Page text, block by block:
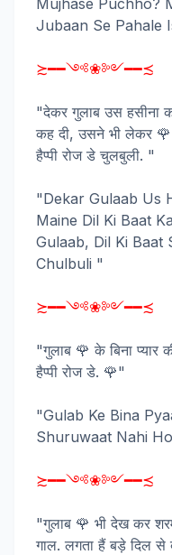
Mujhase Puchho?
Jubaan Se Pahale
≿━━༺❀༻━━≾
"देकर गुलाब उस हसीना
कह दी, उसने भी लेकर 🌹
हैप्पी रोज डे चुलबुली. "
"Dekar Gulaab Us
Maine Dil Ki Baat
Gulaab, Dil Ki Baat
Chulbuli "
≿━━༺❀༻━━≾
"गुलाब 🌹 के बिना प्यार
हैप्पी रोज डे. 🌹"
"Gulab Ke Bina
Shuruwaat Nahi
≿━━༺❀༻━━≾
"गुलाब 🌹 भी देख कर
गाल. लगता हैं बड़े दिल से